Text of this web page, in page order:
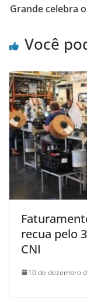
Grande celebra
Você
recua pelo
CNI
10 de dezembro